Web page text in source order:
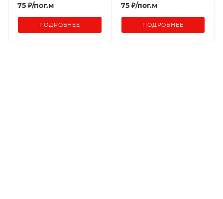
75 ₽/пог.м
ПОДРОБНЕЕ
75₽/пог.м
ПОДРОБНЕЕ